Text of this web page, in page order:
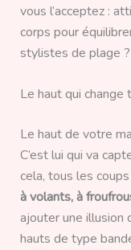
vous l’acceptez :
corps pour
stylistes de plage ?
Le haut qui
Le haut de votre
C’est lui qui va
cela, tous les
à volants, à
ajouter une illusion
hauts de type